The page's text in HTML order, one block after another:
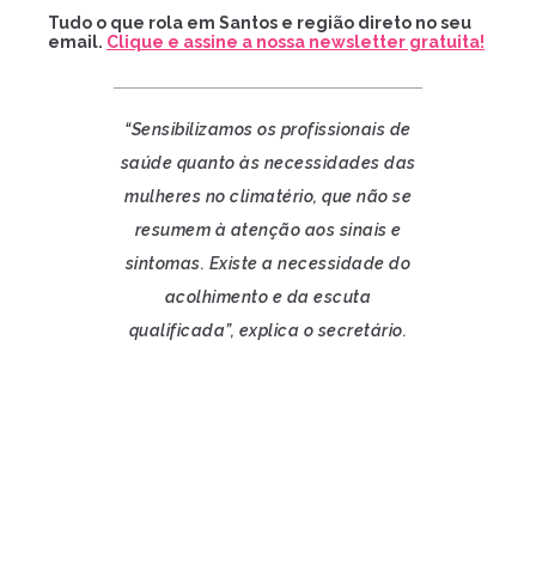
Tudo o que rola em Santos e região direto no seu
email. Clique e assine a nossa newsletter gratuita!
“Sensibilizamos os profissionais de
saúde quanto às necessidades das
mulheres no climatério, que não se
resumem à atenção aos sinais e
sintomas. Existe a necessidade do
acolhimento e da escuta
qualificada”, explica o secretário.